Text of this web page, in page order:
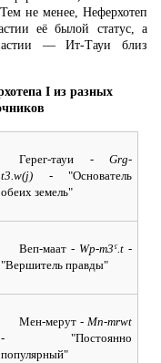
не менее, Неферхотеп
её былой статус, а
— Ит-Тауи близ
I из разных
Герег-тауи - Grg-
t3.w(j) - "Основатель
обеих земель"
Веп-маат - Wp-m3ˁ.t -
"Вершитель правды"
Мен-мерут - Mn-mrwt
- "Постоянно
популярный"